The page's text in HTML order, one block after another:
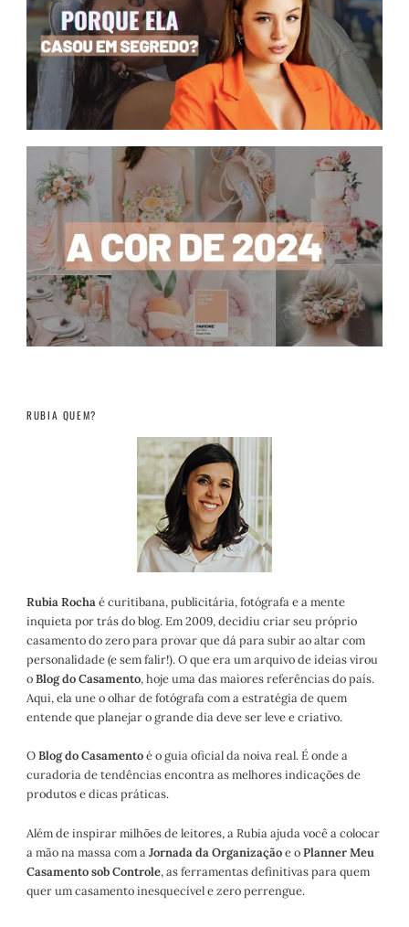
RUBIA QUEM?
Rubia Rochaé curitibana, publicitária, fotógrafa e a mente
inquieta por trás do blog. Em 2009, decidiu criar seu próprio
casamento do zero para provar que dá para subir ao altar com
personalidade (e sem falir!). O que era um arquivo de ideias virou
oBlog do Casamento, hoje uma das maiores referências do país.
Aqui, ela une o olhar de fotógrafa com a estratégia de quem
entende que planejar o grande dia deve ser leve e criativo.
OBlog do Casamentoé o guia oficial da noiva real. É onde a
curadoria de tendências encontra as melhores indicações de
produtos e dicas práticas.
Além de inspirar milhões de leitores, a Rubia ajuda você a colocar
a mão na massa com aJornada da Organizaçãoe oPlanner Meu
Casamento sob Controle, as ferramentas definitivas para quem
quer um casamento inesquecível e zero perrengue.